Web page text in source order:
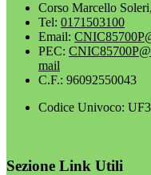
Corso Marcello
Tel: 0171503100
Email:
PEC:
mail
C.F.: 96092550043
Codice Univoco:
Sezione Link Utili